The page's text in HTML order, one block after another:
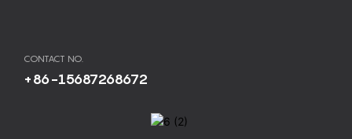
CONTACT NO.
+86-15687268672